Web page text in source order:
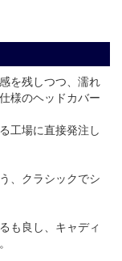
を残しつつ、濡れ
様のヘッドカバー
工場に直接発注し
、クラシックでシ
も良し、キャディ